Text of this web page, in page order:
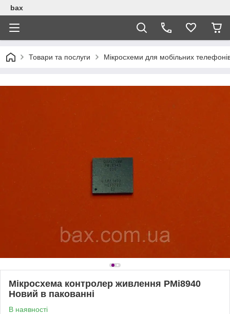
bax
Товари та послуги Мікросхеми для мобільних
Мікросхема контролер живлення PMi8940
Новий в пакованні
В наявності